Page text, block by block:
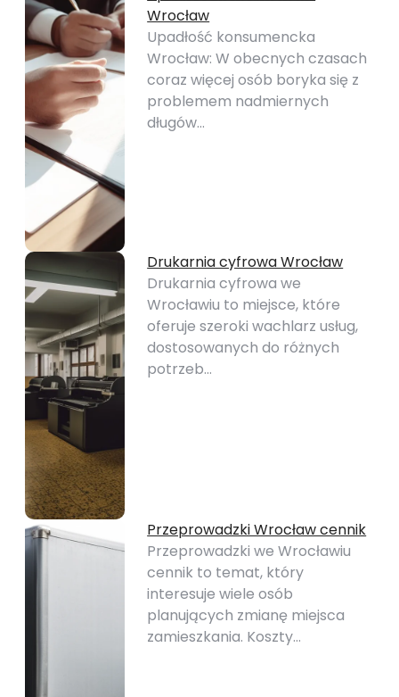
Wrocław
Upadłość konsumencka
Wrocław: W obecnych czasach
coraz więcej osób boryka się z
problemem nadmiernych
długów…
Drukarnia cyfrowa Wrocław
Drukarnia cyfrowa we
Wrocławiu to miejsce, które
oferuje szeroki wachlarz usług,
dostosowanych do różnych
potrzeb…
Przeprowadzki Wrocław cennik
Przeprowadzki we Wrocławiu
cennik to temat, który
interesuje wiele osób
planujących zmianę miejsca
zamieszkania. Koszty…